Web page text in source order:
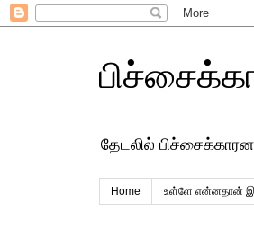
தேடலில்
Home உள்ளே என்னதான்